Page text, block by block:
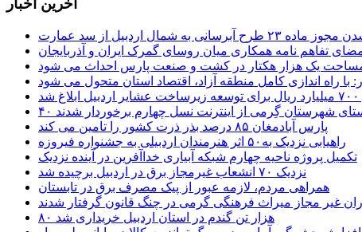
آخرین اخبار
طرح آبرسانی به شمال اردبیل از سد عمارت
تفاهم نامه همکاری میان روسای گمرک ایران و آذربایجان
مساحت یک هزار هکتار در کشت و صنعت پارس احداث می شود
با راه اندازی کامل منطقه آزاد، اقتصاد استان متحول می شود
شهرستان گِرمی از اینترنت نسل چهارم برخوردار شدند
پارس آبادمغان ۸۵ درصد بذر ذرت کشور را تامین می کند
راهیابی نزدیک به۵۰ اثر هنرمندان اردبیلی به جشنواره فیروزه
تکمیل پروژه ناحیه چهارم شبکه آبیاری خداآفرین در آینده نزدیک
نزدیک ۷۰ انشعاب غیرمجاز برق در اردبیل برچیده شد
همراهی مردم، لازمه عبور از پیک مصرف برق در تابستان
غیر مجاز میراث فرهنگی گرمی در چنگ قانون گرفتار شدند
۸۰ هزار تن گندم در استان اردبیل خریداری شد